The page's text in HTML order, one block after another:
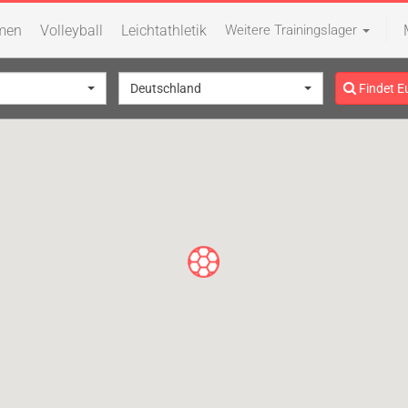
Volleyball Leichtathletik Weitere Trainingslager
Deutschland Findet